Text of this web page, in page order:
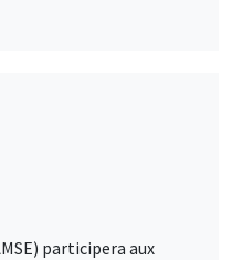
participera aux